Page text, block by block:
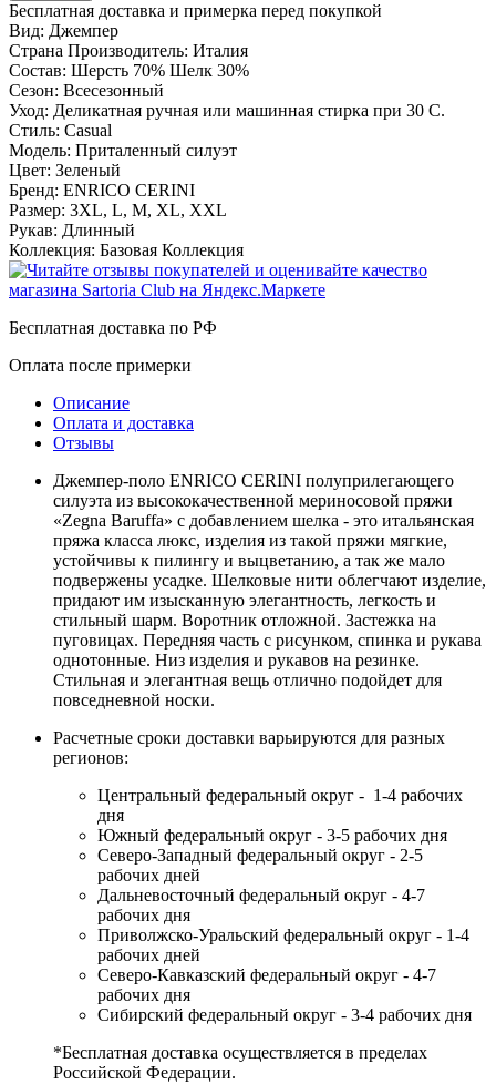
Бесплатная доставка и примерка перед покупкой
Вид: Джемпер
Страна Производитель: Италия
Состав: Шерсть 70% Шелк 30%
Сезон: Всесезонный
Уход: Деликатная ручная или машинная стирка при 30 С.
Стиль: Casual
Модель: Приталенный силуэт
Цвет: Зеленый
Бренд: ENRICO CERINI
Размер: 3XL, L, M, XL, XXL
Рукав: Длинный
Коллекция: Базовая Коллекция
Бесплатная доставка по РФ
Оплата после примерки
Описание
Оплата и доставка
Отзывы
Джемпер-поло ENRICO CERINI полуприлегающего
силуэта из высококачественной мериносовой пряжи
«Zegna Baruffa» с добавлением шелка - это итальянская
пряжа класса люкс, изделия из такой пряжи мягкие,
устойчивы к пилингу и выцветанию, а так же мало
подвержены усадке. Шелковые нити облегчают изделие,
придают им изысканную элегантность, легкость и
стильный шарм. Воротник отложной. Застежка на
пуговицах. Передняя часть с рисунком, спинка и рукава
однотонные. Низ изделия и рукавов на резинке.
Стильная и элегантная вещь отлично подойдет для
повседневной носки.
Расчетные сроки доставки варьируются для разных
регионов:
Центральный федеральный округ - 1-4 рабочих
дня
Южный федеральный округ - 3-5 рабочих дня
Северо-Западный федеральный округ - 2-5
рабочих дней
Дальневосточный федеральный округ - 4-7
рабочих дня
Приволжско-Уральский федеральный округ - 1-4
рабочих дней
Северо-Кавказский федеральный округ - 4-7
рабочих дня
Сибирский федеральный округ - 3-4 рабочих дня
*Бесплатная доставка осуществляется в пределах
Российской Федерации.